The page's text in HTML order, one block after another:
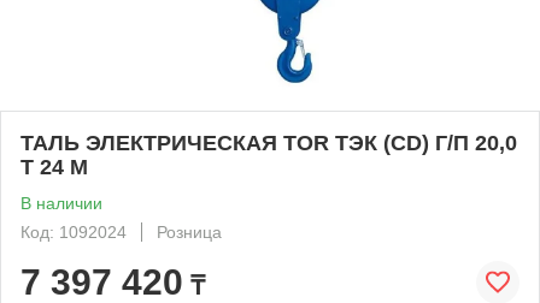
ТАЛЬ ЭЛЕКТРИЧЕСКАЯ TOR ТЭК (CD) Г/П 20,0
Т 24 М
В наличии
Код: 1092024
Розница
7 397 420 ₸